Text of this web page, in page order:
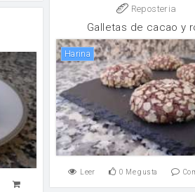
Reposteria
Galletas de cacao y
harina
Leer 0 Me gusta